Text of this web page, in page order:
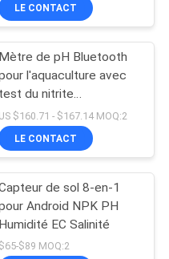
de
68
LE CONTACT
Mètre de pH Bluetooth
l'aquaculture avec
test du nitrite
d'ammoniac DO
US $160.71 - $167.14 MOQ:2
LE CONTACT
de sol 8-en-1
Android NPK PH
Humidité EC Salinité
$65-$89 MOQ:2